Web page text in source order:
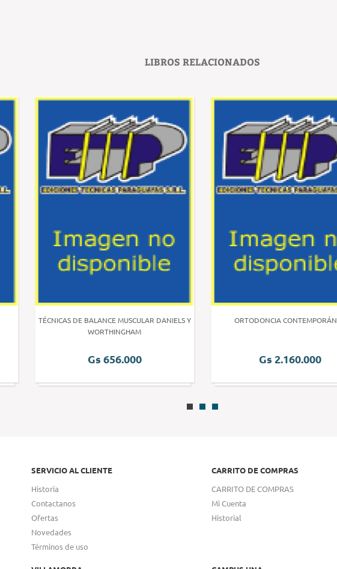
LIBROS RELACIONADOS
TÉCNICAS DE BALANCE MUSCULAR DANIELS Y
WORTHINGHAM
Gs 656.000
ORTODONCIA
Gs 2.160.000
SERVICIO AL CLIENTE
Historia
Contactanos
Ofertas
Novedades
Términos de uso
CARRITO DE COMPRAS
CARRITO DE COMPRAS
Mi Cuenta
Historial